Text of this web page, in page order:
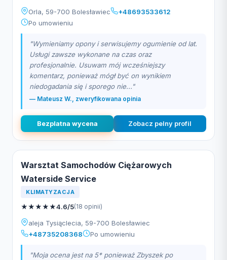
Orla, 59-700 Bolesławiec
+48693533612
Po umowieniu
"Wymieniamy opony i serwisujemy ogumienie od lat.
Usługi zawsze wykonane na czas oraz
profesjonalnie. Usuwam mój wcześniejszy
komentarz, ponieważ mógł być on wynikiem
niedogadania się i sporego nie..."
— Mateusz W., zweryfikowana opinia
Bezplatna wycena Zobacz pelny profil
Warsztat Samochodów Ciężarowych
Waterside Service
KLIMATYZACJA
★★★★★4.6/5(18 opinii)
aleja Tysiąclecia, 59-700 Bolesławiec
+48735208368
Po umowieniu
"Moja ocena jest na 5* ponieważ Zbyszek po